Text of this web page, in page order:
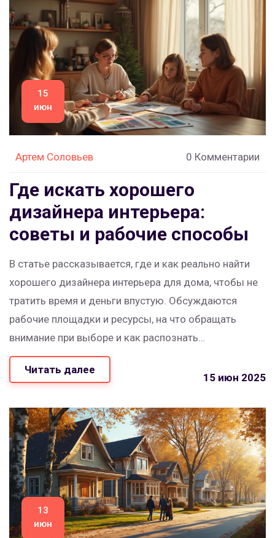
15
июн
Артем Соловьев 0 Комментарии
Где искать хорошего
дизайнера интерьера:
советы и рабочие способы
В статье рассказывается, где и как реально найти
хорошего дизайнера интерьера для дома, чтобы не
тратить время и деньги впустую. Обсуждаются
рабочие площадки и ресурсы, на что обращать
внимание при выборе и как распознать
профессионала по настоящим признакам. Есть
примеры из жизни, советы по проверке
Читатель узнает, что делать, если хочется получить
не просто красивую картинку, а удобную и
качественную работу. Материал поможет избежать
ошибок и выбрать того самого дизайнера для
своего пространства.
Читать далее
15 июн 2025
13
июн